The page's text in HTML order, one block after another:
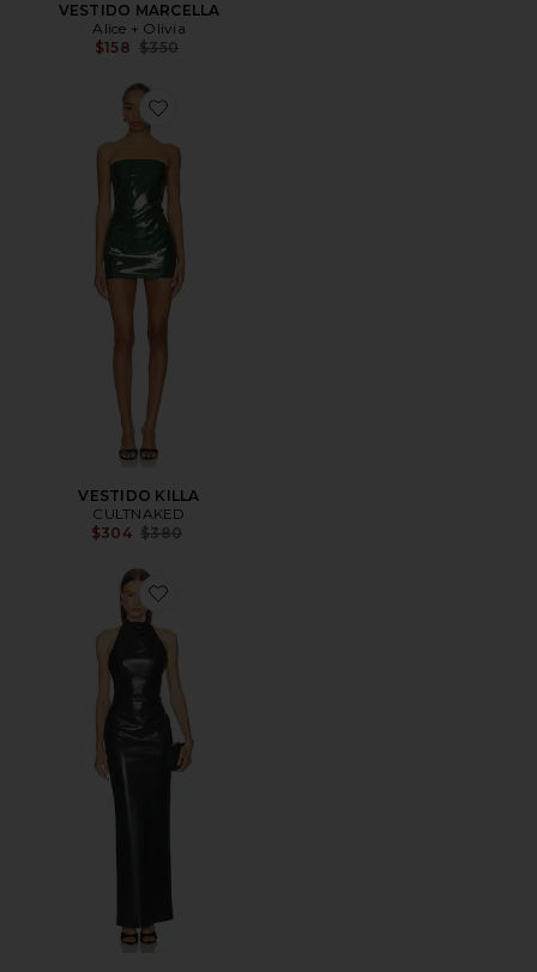
VESTIDO MARCELLA
Alice + Olivia
$158 Previous price:
$350
Favorite VESTIDO KILLA
VESTIDO KILLA
CULTNAKED
$304 Previous price:
$380
Favorite VESTIDO LYONNA